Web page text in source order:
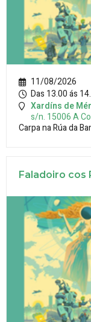
11/08/2026
Das 13.00 ás
Xardíns de
s/n. 15006A
Carpa na Rúa da
Faladoiro cos